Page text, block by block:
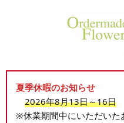
夏季休暇のお知らせ
2026年8月13日～16日
※休業期間中にいただいた